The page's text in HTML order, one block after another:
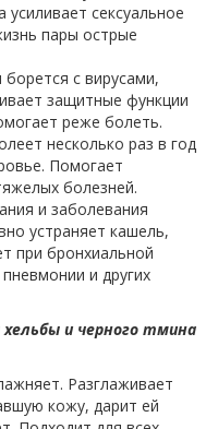
сексуальное
пары острые
с вирусами,
защитные функции
реже болеть.
несколько раз в год
Помогает
болезней.
и заболевания
устраняет кашель,
при бронхиальной
и других
и черного тмина
Разглаживает
кожу, дарит ей